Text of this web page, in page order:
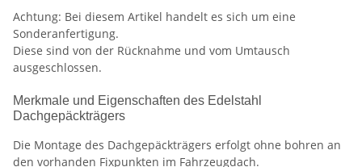
Achtung: Bei diesem Artikel handelt es sich um eine
Sonderanfertigung.
Diese sind von der Rücknahme und vom Umtausch
ausgeschlossen.
Merkmale und Eigenschaften des Edelstahl
Dachgepäckträgers
Die Montage des Dachgepäckträgers erfolgt ohne bohren an
den vorhanden Fixpunkten im Fahrzeugdach.